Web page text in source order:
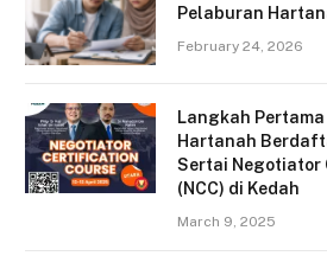
Pelaburan
February 24, 2026
Langkah
Hartanah
Sertai Negotiator
(NCC) di Kedah
March 9, 2025